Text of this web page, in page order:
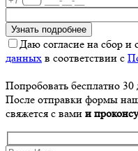
Даю согласие на сбор и
данных в соответствии с
Попробовать бесплатно 30
После отправки формы
свяжется с вами и